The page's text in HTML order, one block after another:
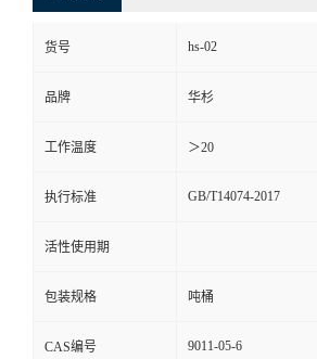
货号 hs-02
品牌 华杉
工作温度 ＞20
执行标准 GB/T14074-2017
活性使用期
包装规格 吨桶
CAS编号 9011-05-6